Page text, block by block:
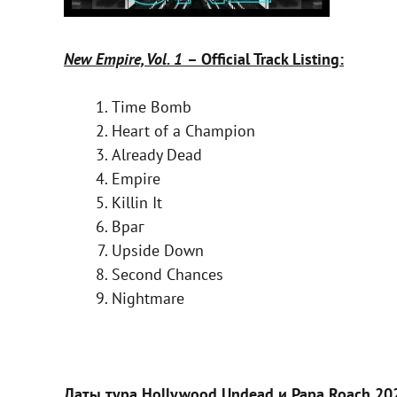
New Empire, Vol. 1 – Official Track Listing:
Time Bomb
Heart of a Champion
Already Dead
Empire
Killin It
Враг
Upside Down
Second Chances
Nightmare